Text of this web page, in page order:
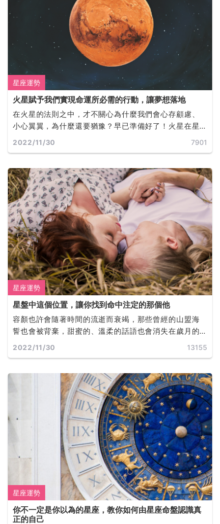
星座運勢
火星賦予我們實現命運所必需的行動，讓夢想落地
在火星的法則之中，才不關心為什麼我們會心存顧慮、
小心翼翼，為什麼還要猶豫？早已準備好了！火星在星
盤中的位置決定了我們是誰，以及我們此生的目標。火
2022/11/30 7901
星座運勢
星盤中這個位置，讓你找到命中注定的那個他
容顏也許會隨著時間的流逝而衰竭，那些曾經的山盟海
誓也會被背棄，甜蜜的、溫柔的話語也會消失在歲月的
軌道裡，而誰才是你真正的靈魂伴侶呢？
2022/11/30 13155
星座運勢
你不一定是你以為的星座，教你如何由星座命盤認識真
正的自己